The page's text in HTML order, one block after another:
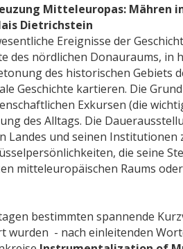
Mitteleuropas: Mähren
Dietrichstein
Ereignisse der
des nördlichen Donauraums, in
des historischen Gebiets
Geschichte kartieren. Die
Exkursen (die
des Alltags. Die
Landes und seinen
die seine
mitteleuropäischen Raums
bestimmten spannende
wurden - nach einleitenden